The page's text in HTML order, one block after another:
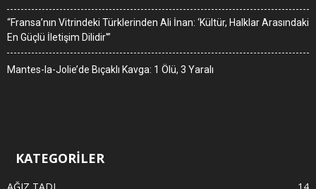
“Fransa’nın Vitrindeki Türklerinden Ali İnan: ‘Kültür, Halklar Arasındaki
En Güçlü İletişim Dilidir'”
Mantes-la-Jolie’de Bıçaklı Kavga: 1 Ölü, 3 Yaralı
KATEGORİLER